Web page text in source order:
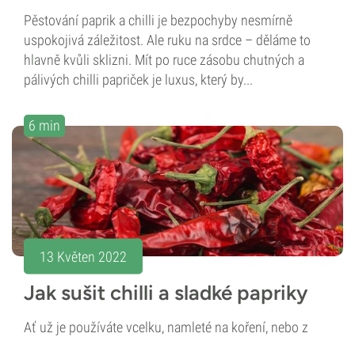
Pěstování paprik a chilli je bezpochyby nesmírně
uspokojivá záležitost. Ale ruku na srdce – děláme to
hlavně kvůli sklizni. Mít po ruce zásobu chutných a
pálivých chilli papriček je luxus, který by...
6 min
13 Květen 2022
Jak sušit chilli a sladké papriky
Ať už je používáte vcelku, namleté na koření, nebo z